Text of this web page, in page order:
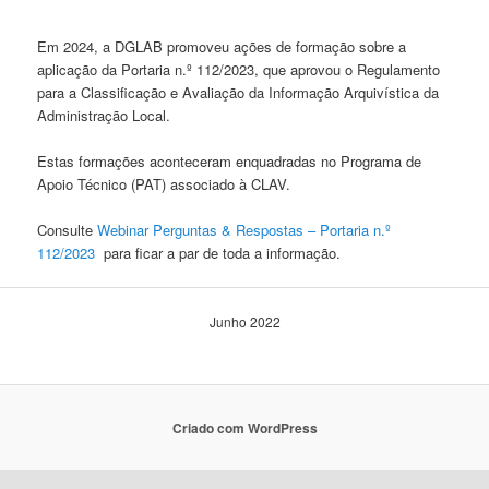
Em 2024, a DGLAB promoveu ações de formação sobre a
aplicação da Portaria n.º 112/2023, que aprovou o Regulamento
para a Classificação e Avaliação da Informação Arquivística da
Administração Local.
Estas formações aconteceram enquadradas no Programa de
Apoio Técnico (PAT) associado à CLAV.
ConsulteWebinar Perguntas & Respostas – Portaria n.º
112/2023 para ficar a par de toda a informação.
Junho 2022
Criado com WordPress